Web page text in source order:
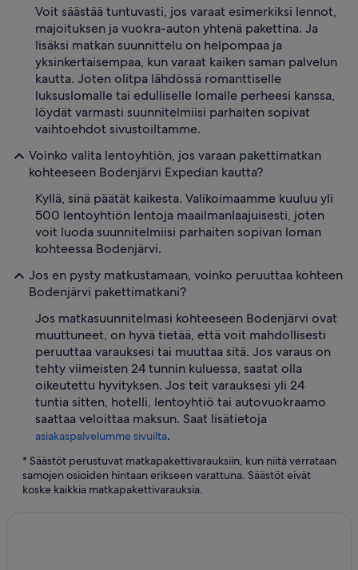
Voit säästää tuntuvasti, jos varaat esimerkiksi lennot,
majoituksen ja vuokra-auton yhtenä pakettina. Ja
lisäksi matkan suunnittelu on helpompaa ja
yksinkertaisempaa, kun varaat kaiken saman palvelun
kautta. Joten olitpa lähdössä romanttiselle
luksuslomalle tai edulliselle lomalle perheesi kanssa,
löydät varmasti suunnitelmiisi parhaiten sopivat
vaihtoehdot sivustoiltamme.
Voinko valita lentoyhtiön, jos varaan pakettimatkan
kohteeseen Bodenjärvi Expedian kautta?
Kyllä, sinä päätät kaikesta. Valikoimaamme kuuluu yli
500 lentoyhtiön lentoja maailmanlaajuisesti, joten
voit luoda suunnitelmiisi parhaiten sopivan loman
kohteessa Bodenjärvi.
Jos en pysty matkustamaan, voinko peruuttaa kohteen
Bodenjärvi pakettimatkani?
Jos matkasuunnitelmasi kohteeseen Bodenjärvi ovat
muuttuneet, on hyvä tietää, että voit mahdollisesti
peruuttaa varauksesi tai muuttaa sitä. Jos varaus on
tehty viimeisten 24 tunnin kuluessa, saatat olla
oikeutettu hyvityksen. Jos teit varauksesi yli 24
tuntia sitten, hotelli, lentoyhtiö tai autovuokraamo
saattaa veloittaa maksun. Saat lisätietoja
asiakaspalvelumme sivuilta.
* Säästöt perustuvat matkapakettivarauksiin, kun niitä verrataan
samojen osioiden hintaan erikseen varattuna. Säästöt eivät
koske kaikkia matkapakettivarauksia.